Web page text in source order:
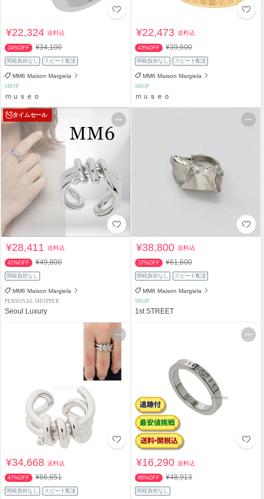
¥22,324送料込
34%OFF ¥34,100
関税負担なし スピード配送
MM6 Maison Margiela
SHOP
ｍｕｓｅｏ
¥22,473送料込
43%OFF ¥39,600
関税負担なし スピード配送
MM6 Maison Margiela
SHOP
ｍｕｓｅｏ
タイムセール
¥28,411送料込
42%OFF ¥49,800
関税負担なし
MM6 Maison Margiela
PERSONAL SHOPPER
Seoul Luxury
¥38,800送料込
37%OFF ¥61,600
関税負担なし スピード配送
MM6 Maison Margiela
SHOP
1st STREET
¥34,668送料込
47%OFF ¥66,651
関税負担なし スピード配送
¥16,290送料込
66%OFF ¥48,913
関税負担なし